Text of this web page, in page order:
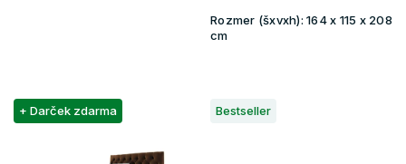
Rozmer (šxvxh): 164 x 115 x 208
cm
+ Darček zdarma Bestseller